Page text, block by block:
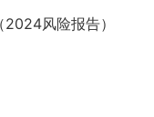
风险报告）